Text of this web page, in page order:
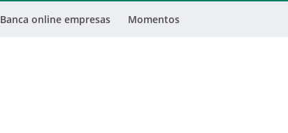
Banca online empresas Momentos